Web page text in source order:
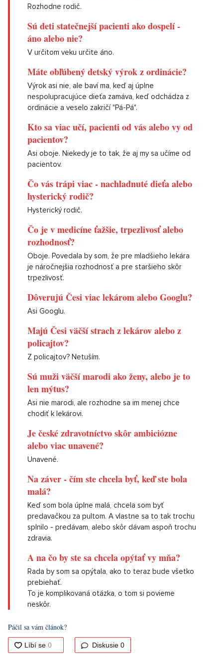
Rozhodne rodič.
Sú deti statečnejší pacienti ako dospelí -
áno alebo nie?
V určitom veku určite áno.
Máte obľúbený detský výrok z ordinácie?
Výrok asi nie, ale baví ma, keď aj úplne
nespolupracujúce dieťa zamáva, keď odchádza z
ordinácie a veselo zakričí "Pá-Pá".
Kto sa viac učí, pacienti od vás alebo vy od
pacientov?
Asi oboje. Niekedy je to tak, že aj my sa učíme od
pacientov.
Čo vás trápi viac - nachladnuté dieťa alebo
hysterický rodič?
Hysterický rodič.
Čo je v medicíne ťažšie, trpezlivosť alebo
rozhodnosť?
Oboje. Povedala by som, že pre mladšieho lekára
je náročnejšia rozhodnosť a pre staršieho skôr
trpezlivosť.
Dôverujú Česi viac lekárom alebo Googlu?
Asi Googlu.
Majú Česi väčší strach z lekárov alebo z
policajtov?
Z policajtov? Netuším.
Sú muži väčší marodi ako ženy, alebo je to
len mýtus?
Asi nie marodi, ale rozhodne sa im menej chce
chodiť k lekárovi.
Je české zdravotníctvo skôr ambiciózne
alebo viac unavené?
Unavené.
Na záver - čím ste chcela byť, keď ste bola
malá?
Keď som bola úplne malá, chcela som byť
predavačkou za pultom. A vlastne sa to tak trochu
splnilo - predávam, alebo skôr dávam aspoň trochu
zdravia.
A na čo by ste sa chcela opýtať vy mňa?
Rada by som sa opýtala, ako to teraz bude všetko
prebiehať.
To je komplikovaná otázka, o tom si povieme
neskôr.
Páčil sa vám článok?
Diskusie 0